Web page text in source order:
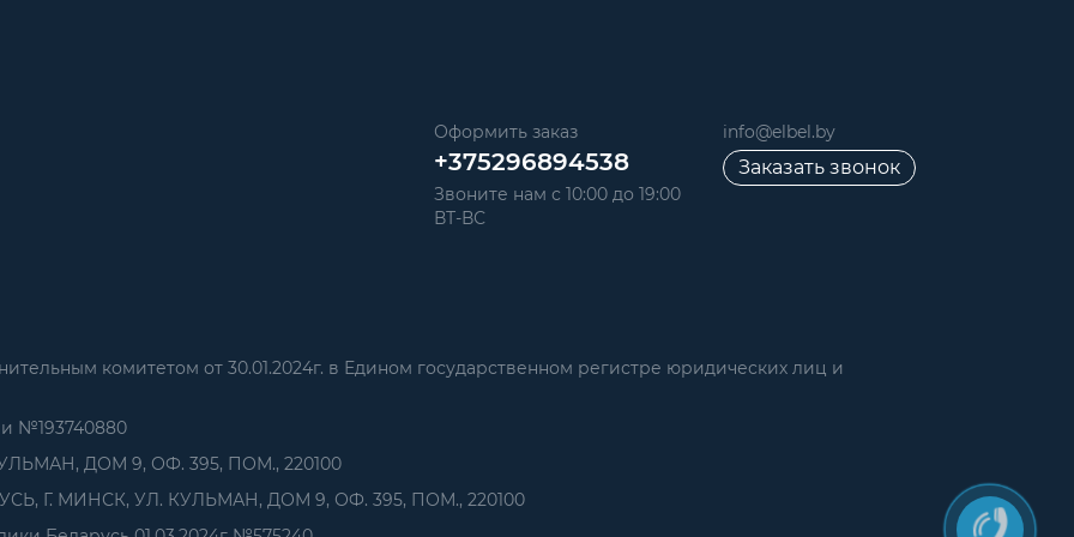
Оформить заказ
+375296894538
Звоните нам с 10:00 до 19:00
ВТ-ВС
info@elbel.by
Заказать звонок
комитетом от 30.01.2024г. в Едином государственном регистре юридических лиц и
№193740880
ДОМ 9, ОФ. 395, ПОМ., 220100
Г. МИНСК, УЛ. КУЛЬМАН, ДОМ 9, ОФ. 395, ПОМ., 220100